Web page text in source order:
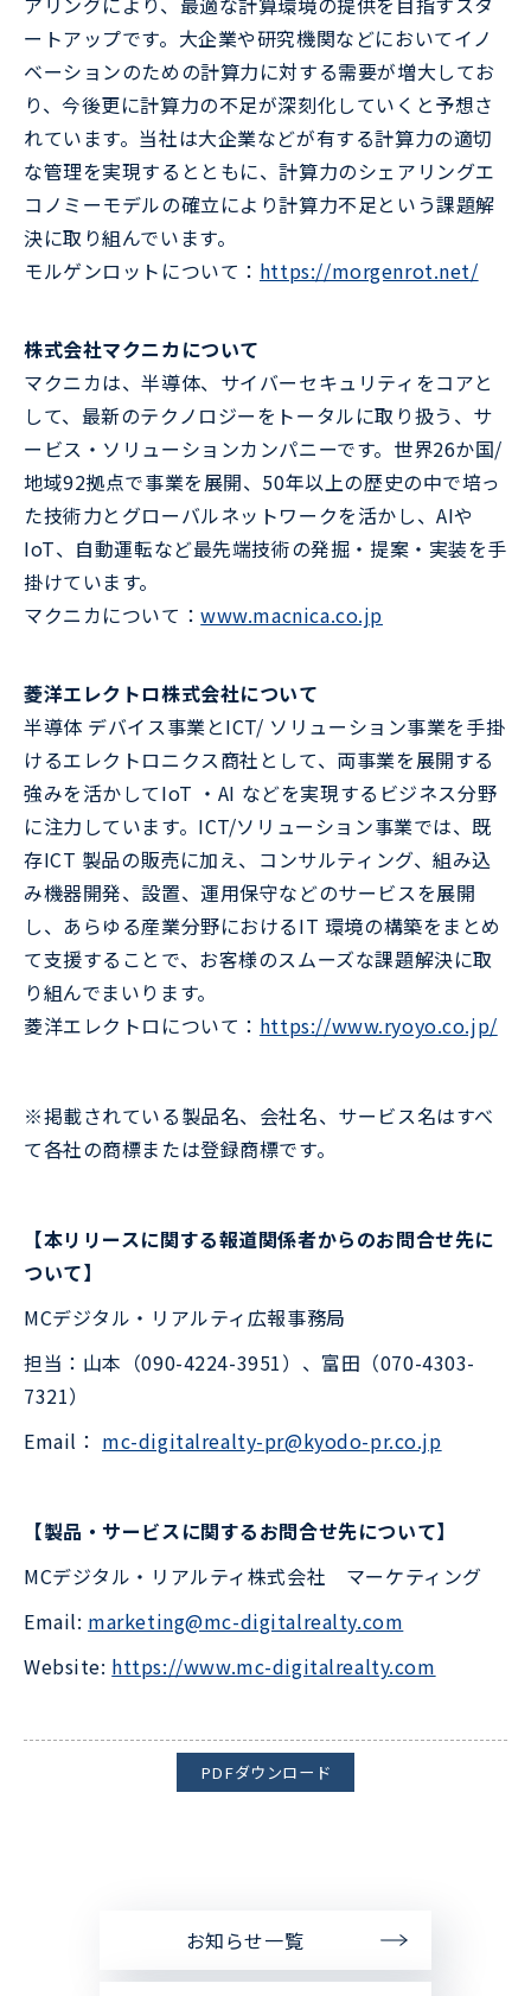
ートアップです。大企業や研究機関などにおいてイノ
ベーションのための計算力に対する需要が増大してお
り、今後更に計算力の不足が深刻化していくと予想さ
れています。当社は大企業などが有する計算力の適切
な管理を実現するとともに、計算力のシェアリングエ
コノミーモデルの確立により計算力不足という課題解
決に取り組んでいます。
モルゲンロットについて： https://morgenrot.net/
株式会社マクニカについて
マクニカは、半導体、サイバーセキュリティをコアと
して、最新のテクノロジーをトータルに取り扱う、サ
ービス・ソリューションカンパニーです。世界26か国/
地域92拠点で事業を展開、50年以上の歴史の中で培っ
た技術力とグローバルネットワークを活かし、AIや
IoT、自動運転など最先端技術の発掘・提案・実装を手
掛けています。
マクニカについて：www.macnica.co.jp
菱洋エレクトロ株式会社について
半導体 デバイス事業とICT/ ソリューション事業を手掛
けるエレクトロニクス商社として、両事業を展開する
強みを活かしてIoT ・AI などを実現するビジネス分野
に注力しています。ICT/ソリューション事業では、既
存ICT 製品の販売に加え、コンサルティング、組み込
み機器開発、設置、運用保守などのサービスを展開
し、あらゆる産業分野におけるIT 環境の構築をまとめ
て支援することで、お客様のスムーズな課題解決に取
り組んでまいります。
菱洋エレクトロについて： https://www.ryoyo.co.jp/
※掲載されている製品名、会社名、サービス名はすべ
て各社の商標または登録商標です。
【本リリースに関する報道関係者からのお問合せ先に
ついて】
MCデジタル・リアルティ広報事務局
担当：山本（090-4224-3951）、富田（070-4303-
7321）
Email： mc-digitalrealty-pr@kyodo-pr.co.jp
【製品・サービスに関するお問合せ先について】
MCデジタル・リアルティ株式会社 マーケティング
Email: marketing@mc-digitalrealty.com
Website: https://www.mc-digitalrealty.com
PDFダウンロード
お知らせ一覧